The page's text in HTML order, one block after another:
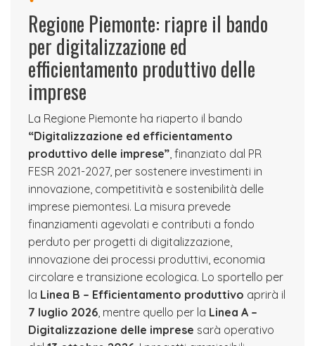
Regione Piemonte: riapre il bando
per digitalizzazione ed
efficientamento produttivo delle
imprese
La Regione Piemonte ha riaperto il bando
“Digitalizzazione ed efficientamento
produttivo delle imprese”, finanziato dal PR
FESR 2021-2027, per sostenere investimenti in
innovazione, competitività e sostenibilità delle
imprese piemontesi. La misura prevede
finanziamenti agevolati e contributi a fondo
perduto per progetti di digitalizzazione,
innovazione dei processi produttivi, economia
circolare e transizione ecologica. Lo sportello per
la Linea B – Efficientamento produttivo aprirà il
7 luglio 2026, mentre quello per la Linea A –
Digitalizzazione delle imprese sarà operativo